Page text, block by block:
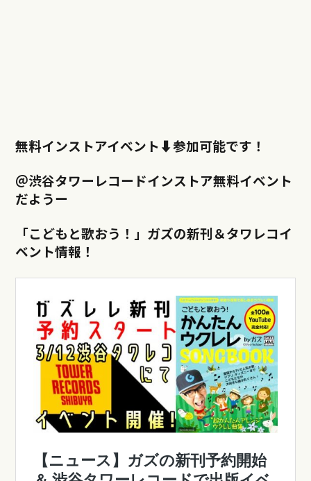
無料インストアイベント⬇︎参加可能です！
＠渋谷タワーレコードインストア無料イベント
だようー
「こどもと歌おう！」ガズの新刊＆タワレコイ
ベント情報！